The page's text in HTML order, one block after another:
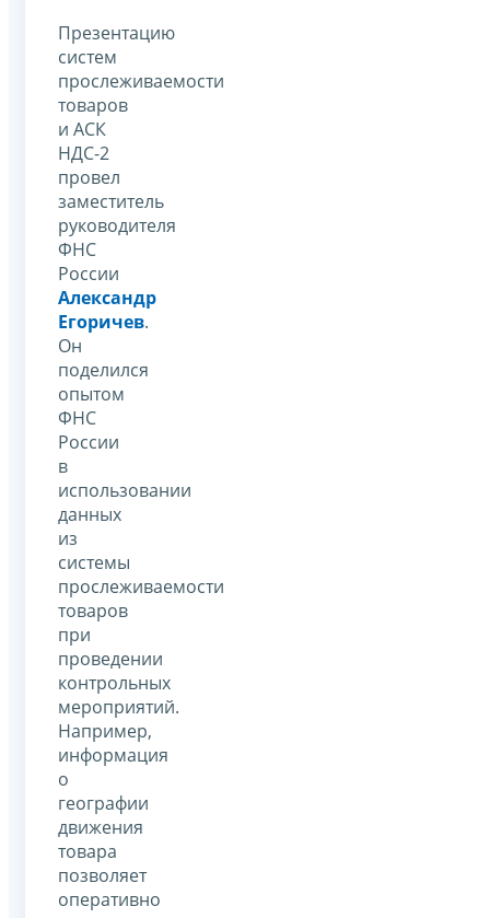
Презентацию
систем
прослеживаемости
товаров
и АСК
НДС-2
провел
заместитель
руководителя
ФНС
России
Александр
Егоричев.
Он
поделился
опытом
ФНС
России
в
использовании
данных
из
системы
прослеживаемости
товаров
при
проведении
контрольных
мероприятий.
Например,
информация
о
географии
движения
товара
позволяет
оперативно